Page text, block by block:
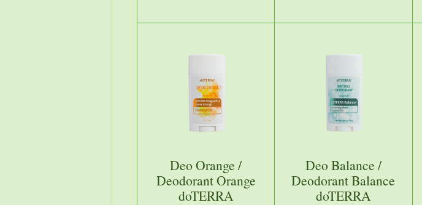
Deo Orange /
Deodorant Orange
doTERRA
Deo Balance /
Deodorant Balance
doTERRA